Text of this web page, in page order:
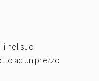
nel suo
ad un prezzo